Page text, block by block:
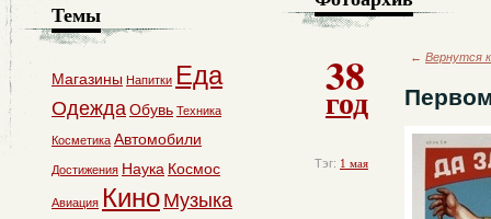
38
год
Тэг: 1 мая
← Вернутся
Темы
Магазины Напитки Еда
ОдеждаОбувь Техника
Косметика Автомобили
Достижения Наука Космос
Авиация Кино Музыка